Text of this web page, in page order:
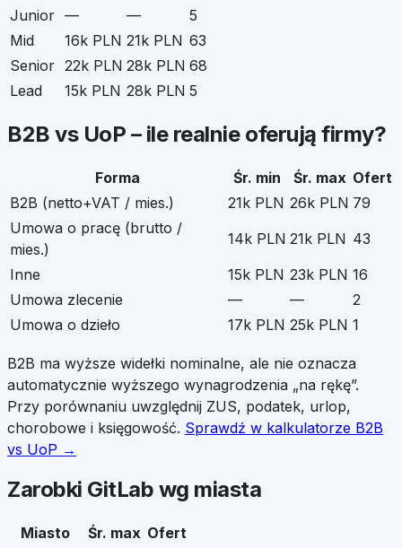
Junior — —
5
Mid
16k PLN 21k PLN 63
Senior 22k PLN 28k PLN 68
Lead
15k PLN 28k PLN 5
B2B vs UoP – ile realnie oferują firmy?
Forma Śr. min Śr. max Ofert
B2B (netto+VAT / mies.)
21k PLN 26k PLN 79
Umowa o pracę (brutto /
mies.)
14k PLN 21k PLN 43
Inne
15k PLN 23k PLN 16
Umowa zlecenie
— —
2
Umowa o dzieło
17k PLN 25k PLN 1
B2B ma wyższe widełki nominalne, ale nie oznacza
automatycznie wyższego wynagrodzenia „na rękę”.
Przy porównaniu uwzględnij ZUS, podatek, urlop,
chorobowe i księgowość. Sprawdź w kalkulatorze B2B
vs UoP →
Zarobki GitLab wg miasta
Miasto Śr. max Ofert